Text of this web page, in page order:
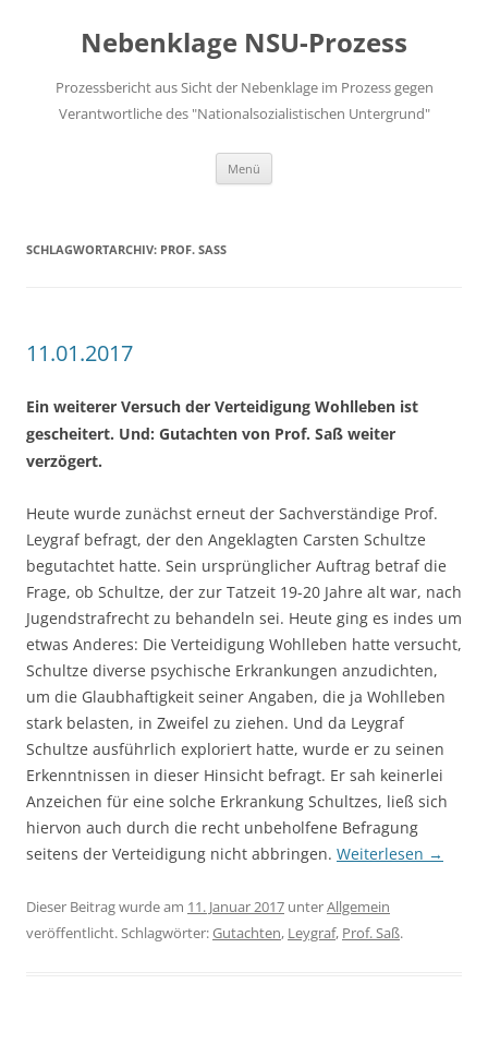
springenNebenklage NSU-Prozess
Prozessbericht aus Sicht der Nebenklage im Prozess gegen
Verantwortliche des "Nationalsozialistischen Untergrund"
Menü
SCHLAGWORTARCHIV: PROF. SASS
11.01.2017
Ein weiterer Versuch der Verteidigung Wohlleben ist
gescheitert. Und: Gutachten von Prof. Saß weiter
verzögert.
Heute wurde zunächst erneut der Sachverständige Prof.
Leygraf befragt, der den Angeklagten Carsten Schultze
begutachtet hatte. Sein ursprünglicher Auftrag betraf die
Frage, ob Schultze, der zur Tatzeit 19-20 Jahre alt war, nach
Jugendstrafrecht zu behandeln sei. Heute ging es indes um
etwas Anderes: Die Verteidigung Wohlleben hatte versucht,
Schultze diverse psychische Erkrankungen anzudichten,
um die Glaubhaftigkeit seiner Angaben, die ja Wohlleben
stark belasten, in Zweifel zu ziehen. Und da Leygraf
Schultze ausführlich exploriert hatte, wurde er zu seinen
Erkenntnissen in dieser Hinsicht befragt. Er sah keinerlei
Anzeichen für eine solche Erkrankung Schultzes, ließ sich
hiervon auch durch die recht unbeholfene Befragung
seitens der Verteidigung nicht abbringen. Weiterlesen →
Dieser Beitrag wurde am 11. Januar 2017 unterAllgemein
veröffentlicht. Schlagwörter:Gutachten, Leygraf, Prof. Saß.